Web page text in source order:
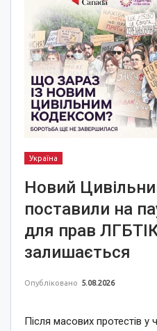
Україна
Новий
поставили на
для прав
залишається
Опубліковано 5.08.2026
Після масових протестів